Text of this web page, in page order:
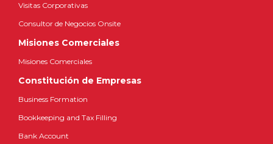
Visitas Corporativas
Consultor de Negocios Onsite
Misiones Comerciales
Misiones Comerciales
Constitución de Empresas
Business Formation
Bookkeeping and Tax Filling
Bank Account